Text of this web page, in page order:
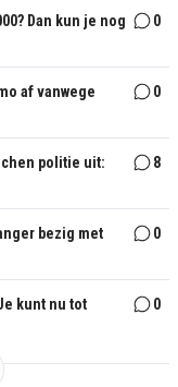
Dan kun je nog
0
af vanwege
0
politie uit:
8
bezig met
0
kunt nu tot
0